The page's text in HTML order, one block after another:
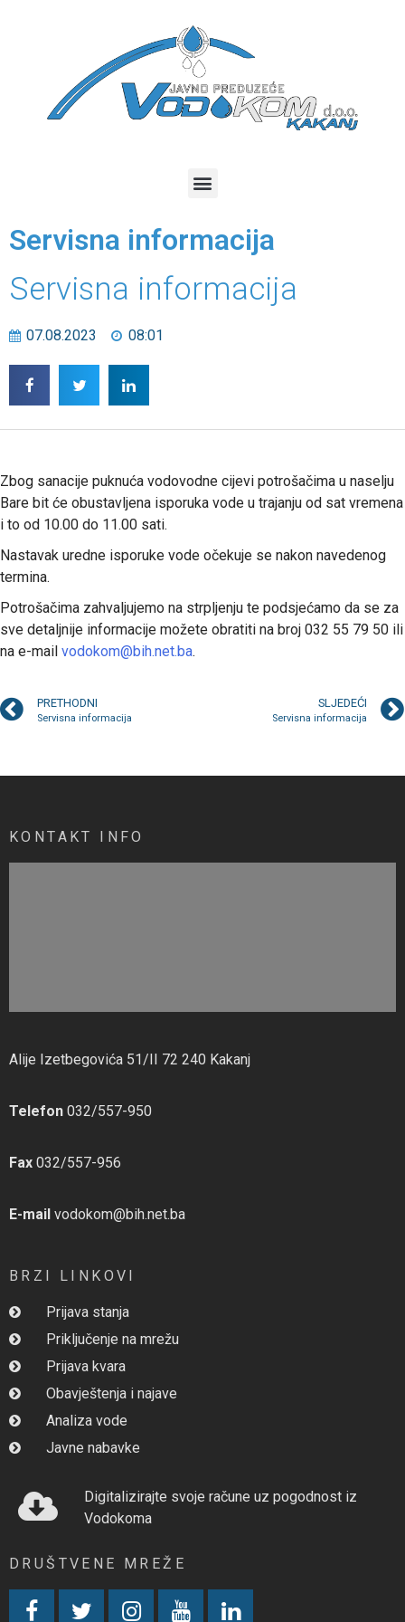
Servisna informacija
Servisna informacija
07.08.2023 08:01
Zbog sanacije puknuća vodovodne cijevi potrošačima u naselju
Bare bit će obustavljena isporuka vode u trajanju od sat vremena
i to od 10.00 do 11.00 sati.
Nastavak uredne isporuke vode očekuje se nakon navedenog
termina.
Potrošačima zahvaljujemo na strpljenju te podsjećamo da se za
sve detaljnije informacije možete obratiti na broj 032 55 79 50 ili
na e-mail vodokom@bih.net.ba.
PRETHODNI
Servisna informacija
SLJEDEĆI
Servisna informacija
KONTAKT INFO
Alije Izetbegovića 51/II 72 240 Kakanj
Telefon 032/557-950
Fax 032/557-956
E-mail vodokom@bih.net.ba
BRZI LINKOVI
Prijava stanja
Priključenje na mrežu
Prijava kvara
Obavještenja i najave
Analiza vode
Javne nabavke
Digitalizirajte svoje račune uz pogodnost iz
Vodokoma
DRUŠTVENE MREŽE